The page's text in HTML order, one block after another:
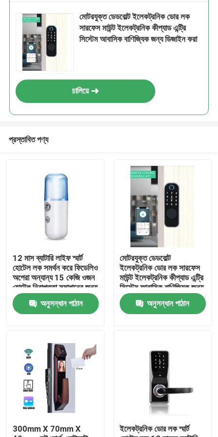
বাড়ি
পণ্য
ভিডিও
মোটরযুক্ত ডেডবোল্ট ইলেকট্রনিক ডোর লক
সারফেস মাউন্ট ইলেকট্রনিক কীপ্যাড এন্ট্রি
সিস্টেম আবাসিক বাণিজ্যিক জন্য ডিজাইন করা
চালিয়ে
প্রস্তাবিত পণ্য
12 মাস ব্যাটারি লাইফ স্মার্ট
হোটেল লক সমর্থন করে ফিডেলিও
অপেরা অন্যান্য 15 কেজি ওজন
হোটেল নিরাপত্তা সমাধানের জন্য
উপযুক্ত
অনুসন্ধান পাঠান
মোটরযুক্ত ডেডবোল্ট
ইলেকট্রনিক ডোর লক সারফেস
মাউন্ট ইলেকট্রনিক কীপ্যাড এন্ট্রি
সিস্টেম আবাসিক বাণিজ্যিক জন্য
ডিজাইন করা
অনুসন্ধান পাঠান
300mm X 70mm X
ইলেকট্রনিক ডোর লক স্মার্ট